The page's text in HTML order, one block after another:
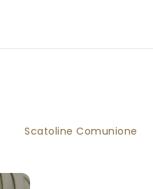
Scatoline Comunione